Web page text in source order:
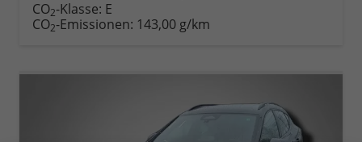
CO2-Klasse: E
CO2-Emissionen: 143,00 g/km